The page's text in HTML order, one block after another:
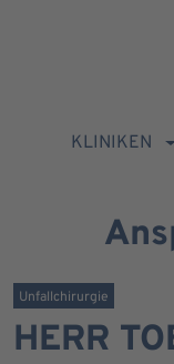
KLINIKEN
Unfallchirurgie
HERR